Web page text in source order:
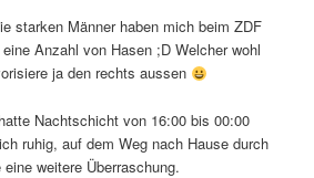
starken Männer haben mich beim ZDF
Anzahl von Hasen ;D Welcher wohl
ja den rechts aussen
Nachtschicht von 16:00 bis 00:00
ruhig, auf dem Weg nach Hause durch
weitere Überraschung.